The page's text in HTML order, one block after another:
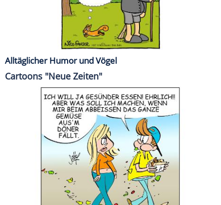
Alltäglicher Humor und Vögel
Cartoons "Neue Zeiten"